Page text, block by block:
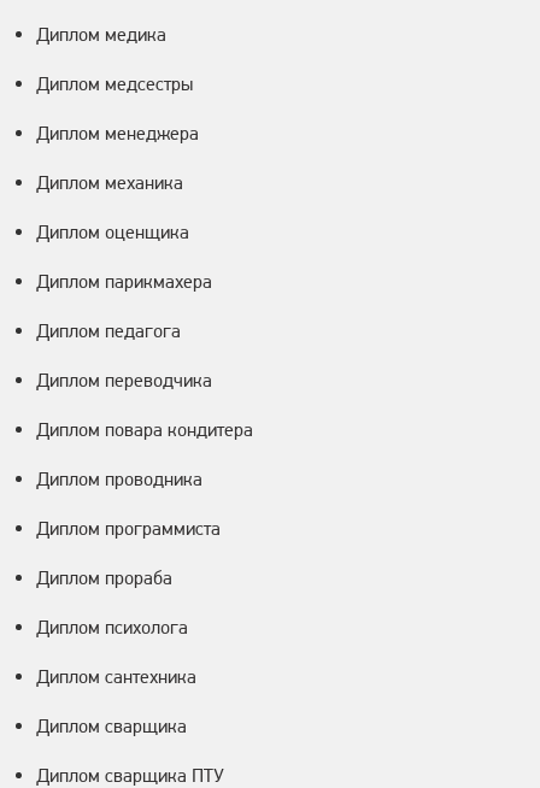
Диплом медика
Диплом медсестры
Диплом менеджера
Диплом механика
Диплом оценщика
Диплом парикмахера
Диплом педагога
Диплом переводчика
Диплом повара кондитера
Диплом проводника
Диплом программиста
Диплом прораба
Диплом психолога
Диплом сантехника
Диплом сварщика
Диплом сварщика ПТУ